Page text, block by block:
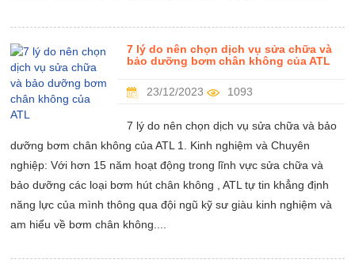
7 lý do nên chọn dịch vụ sửa chữa và
bảo dưỡng bơm chân không của ATL
23/12/2023 1093
7 lý do nên chọn dịch vụ sửa chữa và bảo
dưỡng bơm chân không của ATL 1. Kinh nghiệm và Chuyên
nghiệp: Với hơn 15 năm hoạt động trong lĩnh vực sửa chữa và
bảo dưỡng các loại bơm hút chân không , ATL tự tin khẳng định
năng lực của mình thông qua đội ngũ kỹ sư giàu kinh nghiệm và
am hiểu về bơm chân không....